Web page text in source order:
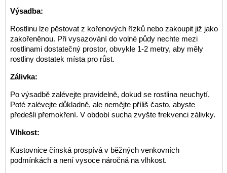
Výsadba:
Rostlinu lze pěstovat z kořenových řízků nebo zakoupit již jako
zakořeněnou. Při vysazování do volné půdy nechte mezi
rostlinami dostatečný prostor, obvykle 1-2 metry, aby měly
rostliny dostatek místa pro růst.
Zálivka:
Po výsadbě zalévejte pravidelně, dokud se rostlina neuchytí.
Poté zalévejte důkladně, ale nemějte příliš často, abyste
předešli přemokření. V období sucha zvyšte frekvenci zálivky.
Vlhkost:
Kustovnice čínská prospívá v běžných venkovních
podmínkách a není vysoce náročná na vlhkost.